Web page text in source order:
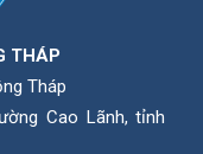
THÁP
Tháp
Cao Lãnh, tỉnh